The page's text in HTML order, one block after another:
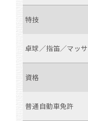
特技
卓球／指笛／マッ
資格
普通自動車免許